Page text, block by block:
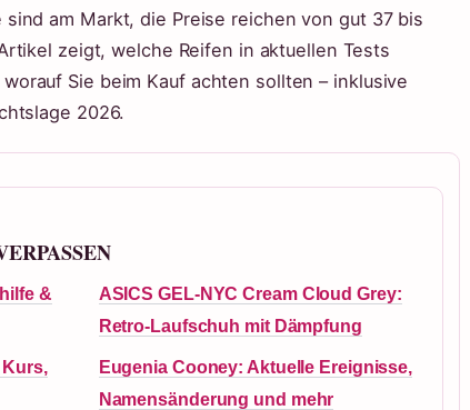
sind am Markt, die Preise reichen von gut 37 bis
zeigt, welche Reifen in aktuellen Tests
Sie beim Kauf achten sollten – inklusive
2026.
&
ASICS GEL-NYC Cream Cloud Grey:
Retro-Laufschuh mit Dämpfung
Kurs,
Eugenia Cooney: Aktuelle Ereignisse,
Namensänderung und mehr